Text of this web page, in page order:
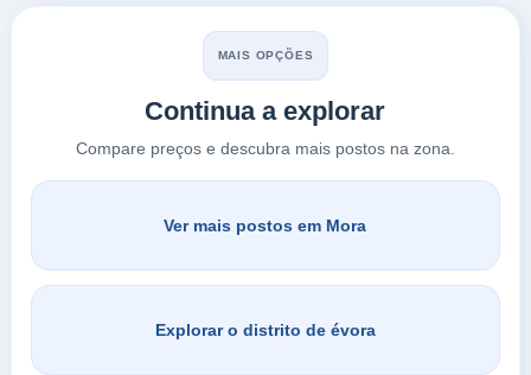
MAIS OPÇÕES
Continua a explorar
Compare preços e descubra mais postos na zona.
Ver mais postos em Mora
Explorar o distrito de évora